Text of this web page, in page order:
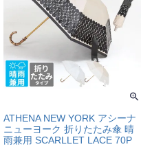
ATHENA NEW YORK アシーナ
ニューヨーク 折りたたみ傘 晴
雨兼用 SCARLLET LACE 70P